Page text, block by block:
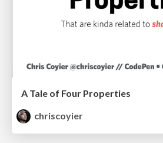
A Tale of Four Properties
chriscoyier